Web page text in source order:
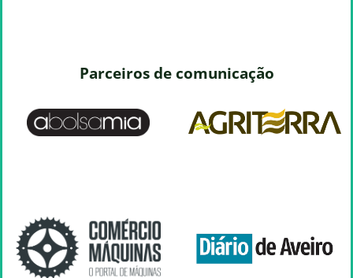
Parceiros de comunicação